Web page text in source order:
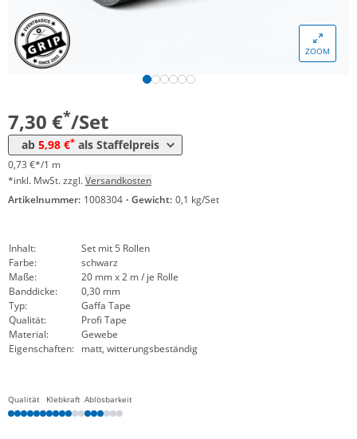
ZOOM
7,30 €*/Set
ab 5,98 €* als Staffelpreis
Menge
ab 20 Sets 6,82 €
0,73 €*/1 m
*inkl. MwSt. zzgl.Versandkosten
Artikelnummer: 1008304 · Gewicht: 0,1 kg/Set
Inhalt:
Set mit 5 Rollen
Farbe:
schwarz
Maße:
20 mm x 2 m / je Rolle
Banddicke:
0,30 mm
Typ:
Gaffa Tape
Qualität:
Profi Tape
Material:
Gewebe
Eigenschaften: matt, witterungsbeständig
Qualität Klebkraft Ablösbarkeit